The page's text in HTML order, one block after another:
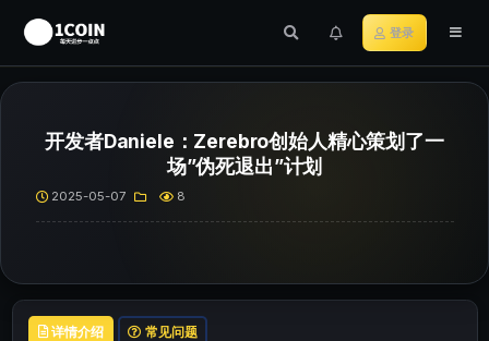
登录
开发者Daniele：Zerebro创始人精心策划了一
场”伪死退出”计划
2025-05-07 8
详情介绍 常见问题